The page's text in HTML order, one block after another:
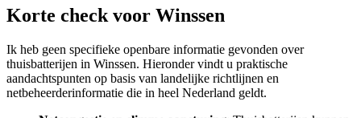
Korte check voor Winssen
Ik heb geen specifieke openbare informatie gevonden over
thuisbatterijen in Winssen. Hieronder vindt u praktische
aandachtspunten op basis van landelijke richtlijnen en
netbeheerderinformatie die in heel Nederland geldt.